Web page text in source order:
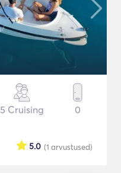
5 Cruising 0
(1 arvustused)
5.0